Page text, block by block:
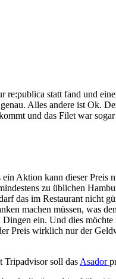
re:publica statt fand und
Alles andere ist Ok.
und das Filet war
Aktion kann dieser
zu üblichen
das im Restaurant nicht
machen müssen, was
ein. Und dies
Preis wirklich nur der
Tripadvisor soll das Asador